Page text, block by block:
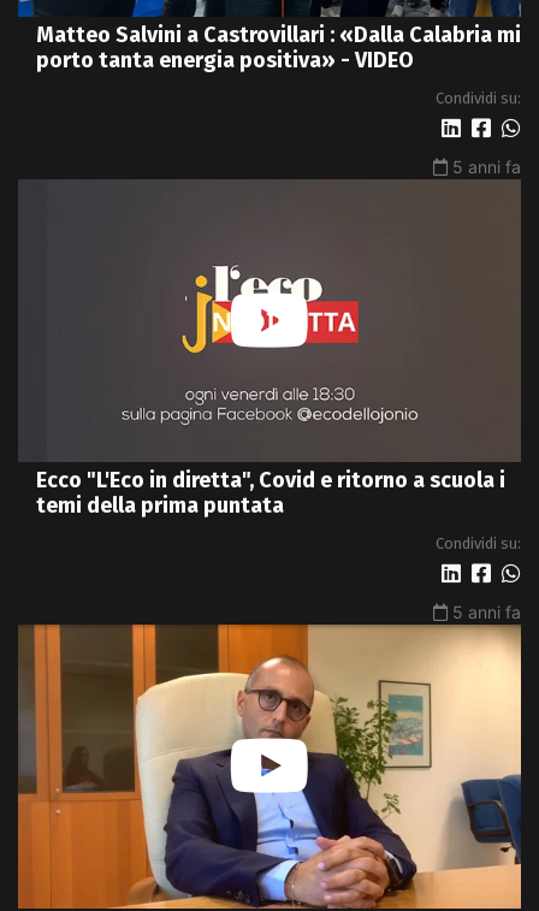
Matteo Salvini a Castrovillari : «Dalla Calabria mi
porto tanta energia positiva» - VIDEO
Condividi su:
5 anni fa
Ecco "L'Eco in diretta", Covid e ritorno a scuola i
temi della prima puntata
Condividi su:
5 anni fa